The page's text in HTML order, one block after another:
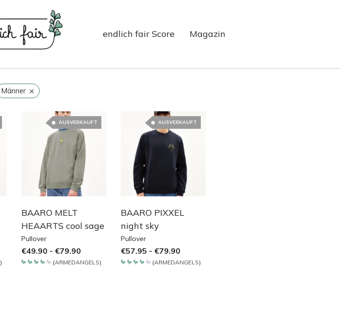
endlich fair Score Magazin
Männer ×
)
AUSVERKAUFT
BAARO MELT
HEAARTS cool sage
Pullover
€49.90 - €79.90
(ARMEDANGELS)
AUSVERKAUFT
BAARO PIXXEL
night sky
Pullover
€57.95 - €79.90
(ARMEDANGELS)